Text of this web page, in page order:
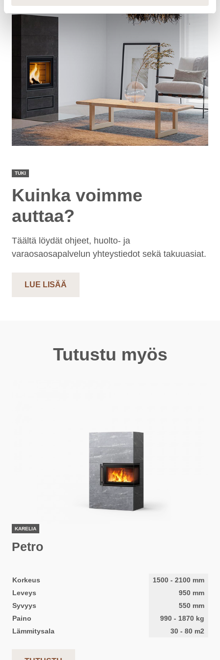
TUKI
Kuinka voimme
auttaa?
Täältä löydät ohjeet, huolto- ja
varaosaosapalvelun yhteystiedot sekä takuuasiat.
LUE LISÄÄ
Tutustu myös
KARELIA
Petro
Korkeus 1500 - 2100 mm
Leveys
950 mm
Syvyys
550 mm
Paino
990 - 1870 kg
Lämmitysala
30 - 80 m2